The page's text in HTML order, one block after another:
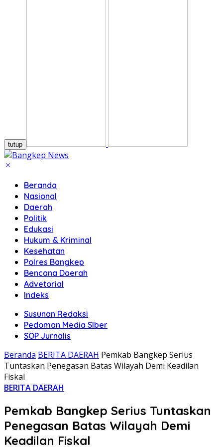
tutup
Beranda
Nasional
Daerah
Politik
Edukasi
Hukum & Kriminal
Kesehatan
Polres Bangkep
Bencana Daerah
Advetorial
Indeks
Susunan Redaksi
Pedoman Media SIber
SOP Jurnalis
Beranda BERITA DAERAH Pemkab Bangkep Serius
Tuntaskan Penegasan Batas Wilayah Demi Keadilan
Fiskal
BERITA DAERAH
Pemkab Bangkep Serius Tuntaskan
Penegasan Batas Wilayah Demi
Keadilan Fiskal